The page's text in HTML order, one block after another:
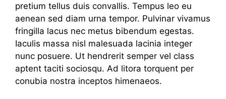
pretium tellus duis convallis. Tempus leo eu
aenean sed diam urna tempor. Pulvinar vivamus
fringilla lacus nec metus bibendum egestas.
Iaculis massa nisl malesuada lacinia integer
nunc posuere. Ut hendrerit semper vel class
aptent taciti sociosqu. Ad litora torquent per
conubia nostra inceptos himenaeos.